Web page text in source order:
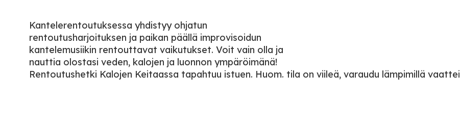
Kantelerentoutuksessa yhdistyy ohjatun
rentoutusharjoituksen ja paikan päällä improvisoidun
kantelemusiikin rentouttavat vaikutukset. Voit vain olla ja
nauttia olostasi veden, kalojen ja luonnon ympäröimänä!
Rentoutushetki Kalojen Keitaassa tapahtuu istuen. Huom. tila on viileä, varaudu lämpimillä